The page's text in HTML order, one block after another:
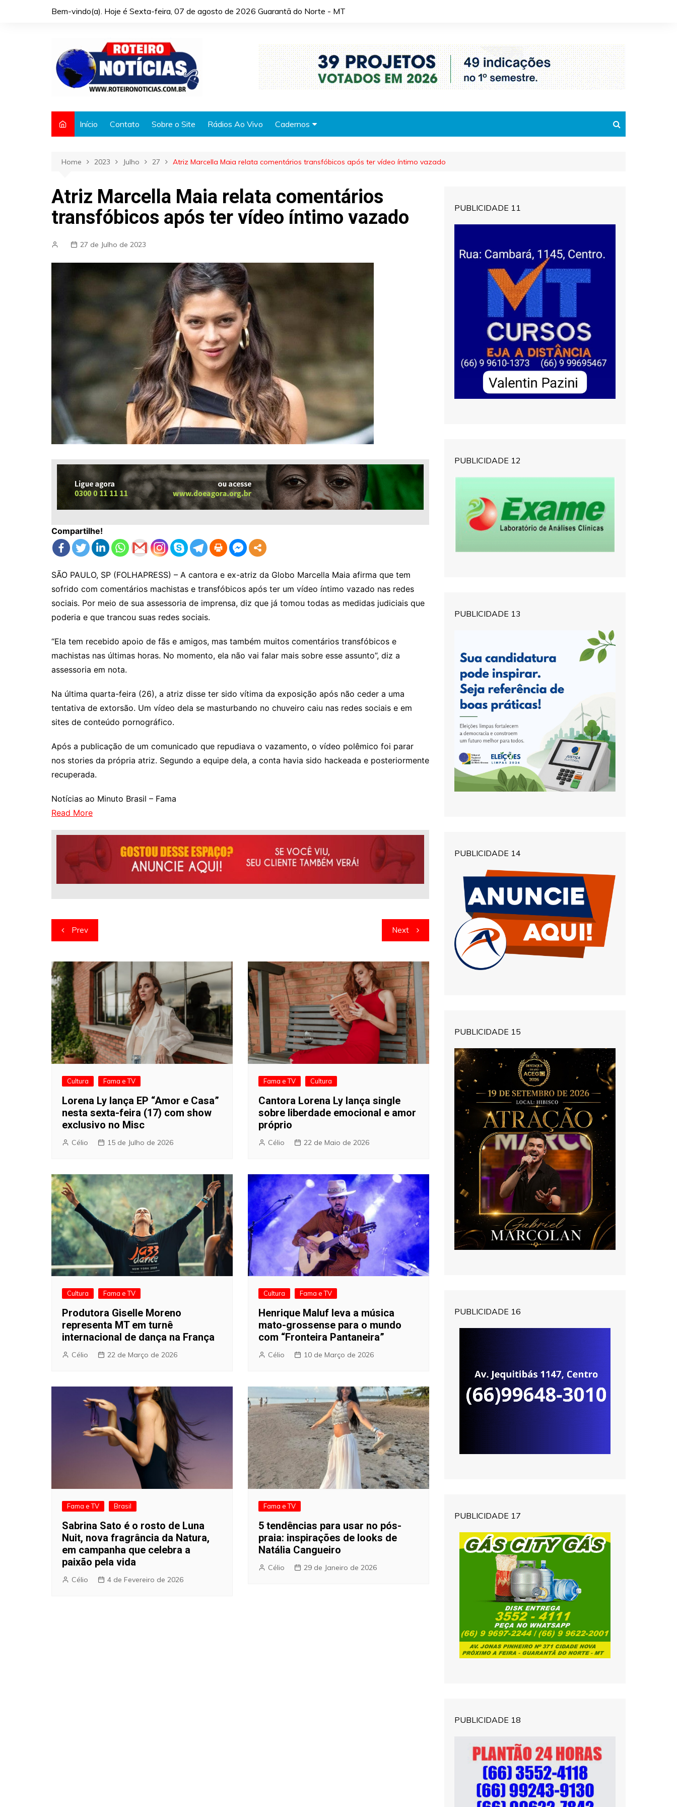
Bem-vindo(a). Hoje é Sexta-feira, 07 de agosto de 2026 Guarantã do Norte - MT
Início Contato Sobre o Site Rádios Ao Vivo Cadernos
Automóveis
Cidades
Cultura
Fama e TV
Home 2023 Julho 27 Atriz Marcella Maia relata comentários transfóbicos após ter vídeo íntimo vazado
Atriz Marcella Maia relata comentários
transfóbicos após ter vídeo íntimo vazado
27 de Julho de 2023
Compartilhe!
SÃO PAULO, SP (FOLHAPRESS) – A cantora e ex-atriz da Globo Marcella Maia afirma que tem
sofrido com comentários machistas e transfóbicos após ter um vídeo íntimo vazado nas redes
sociais. Por meio de sua assessoria de imprensa, diz que já tomou todas as medidas judiciais que
poderia e que trancou suas redes sociais.
“Ela tem recebido apoio de fãs e amigos, mas também muitos comentários transfóbicos e
machistas nas últimas horas. No momento, ela não vai falar mais sobre esse assunto”, diz a
assessoria em nota.
Na última quarta-feira (26), a atriz disse ter sido vítima da exposição após não ceder a uma
tentativa de extorsão. Um vídeo dela se masturbando no chuveiro caiu nas redes sociais e em
sites de conteúdo pornográfico.
Após a publicação de um comunicado que repudiava o vazamento, o vídeo polêmico foi parar
nos stories da própria atriz. Segundo a equipe dela, a conta havia sido hackeada e posteriormente
recuperada.
Notícias ao Minuto Brasil – Fama
Read More
Navegação
de
artigos
Prev Next
Cultura Fama e TV
Lorena Ly lança EP “Amor e Casa”
nesta sexta-feira (17) com show
exclusivo no Misc
Célio 15 de Julho de 2026
Fama e TV Cultura
Cantora Lorena Ly lança single
sobre liberdade emocional e amor
próprio
Célio 22 de Maio de 2026
Cultura Fama e TV
Produtora Giselle Moreno
representa MT em turnê
internacional de dança na França
Célio 22 de Março de 2026
Cultura Fama e TV
Henrique Maluf leva a música
mato-grossense para o mundo
com “Fronteira Pantaneira”
Célio 10 de Março de 2026
Fama e TV Brasil
Sabrina Sato é o rosto de Luna
Nuit, nova fragrância da Natura,
em campanha que celebra a
paixão pela vida
Célio 4 de Fevereiro de 2026
Fama e TV
5 tendências para usar no pós-
praia: inspirações de looks de
Natália Cangueiro
Célio 29 de Janeiro de 2026
PUBLICIDADE 11
PUBLICIDADE 12
PUBLICIDADE 13
PUBLICIDADE 14
PUBLICIDADE 15
PUBLICIDADE 16
PUBLICIDADE 17
PUBLICIDADE 18